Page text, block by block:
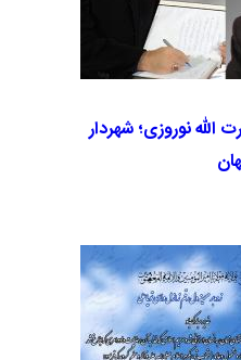
انجام گرفت.
الله نوروزی؛ شهردار